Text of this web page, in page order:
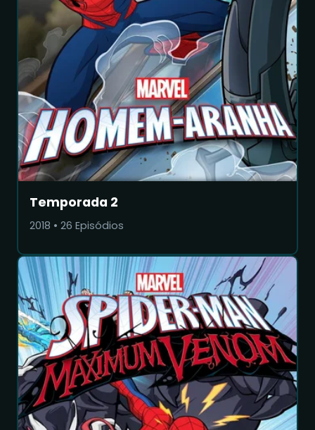
Temporada 2
2018 • 26 Episódios